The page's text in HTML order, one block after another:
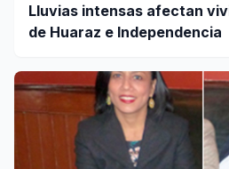
Lluvias intensas afectan
de Huaraz e Independencia